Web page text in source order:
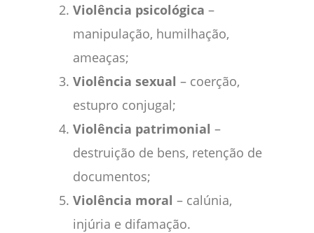
Violência psicológica –
manipulação, humilhação,
ameaças;
Violência sexual – coerção,
estupro conjugal;
Violência patrimonial –
destruição de bens, retenção de
documentos;
Violência moral – calúnia,
injúria e difamação.